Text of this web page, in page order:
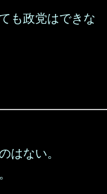
も政党はできな
はない。